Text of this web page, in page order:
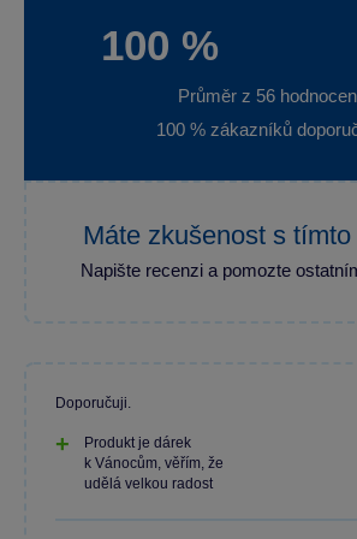
100 %
Průměr z 56
100 % zákazníků
Máte zkušenost s
Napište recenzi a pomozte
Doporučuji.
Produkt je dárek
k Vánocům, věřím, že
udělá velkou radost